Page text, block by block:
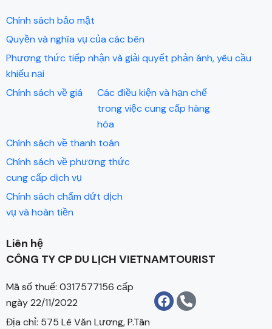
Chính sách bảo mật
Quyền và nghĩa vụ của các bên
Phương thức tiếp nhận và giải quyết phản ánh, yêu cầu
khiếu nại
Chính sách về giá
Các điều kiện và hạn chế
trong việc cung cấp hàng
hóa
Chính sách về thanh toán
Chính sách về phương thức
cung cấp dịch vụ
Chính sách chấm dứt dịch
vụ và hoàn tiền
Liên hệ
CÔNG TY CP DU LỊCH VIETNAMTOURIST
Mã số thuế: 0317577156 cấp
ngày 22/11/2022
Địa chỉ: 575 Lê Văn Lương, P.Tân